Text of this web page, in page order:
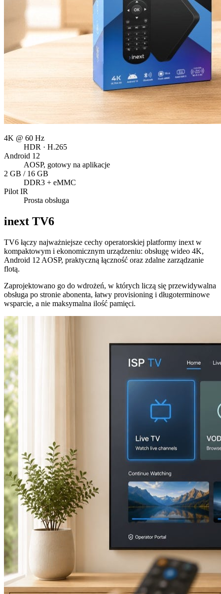
4K @ 60 Hz
HDR · H.265
Android 12
AOSP, gotowy na aplikacje
2 GB / 16 GB
DDR3 + eMMC
Pilot IR
Prosta obsługa
inext TV6
TV6 łączy najważniejsze cechy operatorskiej platformy inext w
kompaktowym i ekonomicznym urządzeniu: obsługę wideo 4K,
Android 12 AOSP, praktyczną łączność oraz zdalne zarządzanie
flotą.
Zaprojektowano go do wdrożeń, w których liczą się przewidywalna
obsługa po stronie abonenta, łatwy provisioning i długoterminowe
wsparcie, a nie maksymalna ilość pamięci.